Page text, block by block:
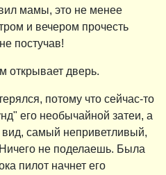
мамы, это не менее
и вечером прочесть
постучав!
открывает дверь.
потому что сейчас-то
его необычайной затеи, а
самый неприветливый,
не поделаешь. Была
пилот начнет его